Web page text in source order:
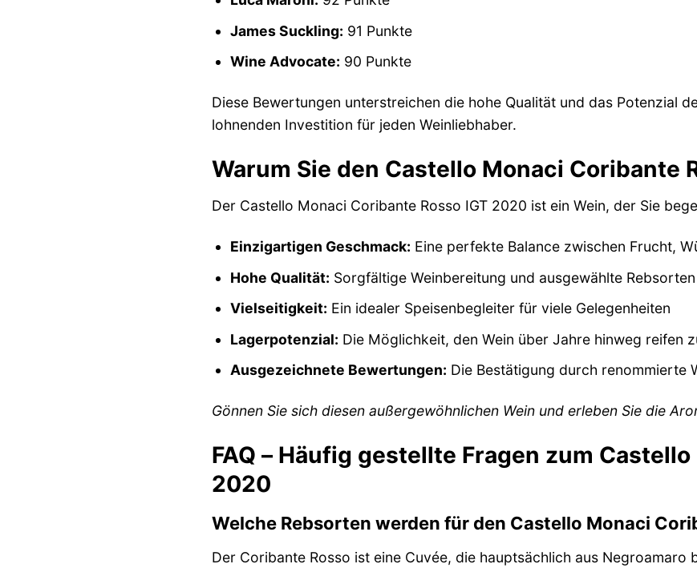
James Suckling: 91 Punkte
Wine Advocate: 90 Punkte
Diese Bewertungen unterstreichen die hohe Qualität und das Potenzial
lohnenden Investition für jeden Weinliebhaber.
Warum Sie den Castello Monaci Coribante
Der Castello Monaci Coribante Rosso IGT 2020 ist ein Wein, der Sie
Einzigartigen Geschmack: Eine perfekte Balance zwischen Frucht,
Hohe Qualität: Sorgfältige Weinbereitung und ausgewählte Rebsorten
Vielseitigkeit: Ein idealer Speisenbegleiter für viele Gelegenheiten
Lagerpotenzial: Die Möglichkeit, den Wein über Jahre hinweg reifen
Ausgezeichnete Bewertungen: Die Bestätigung durch renommierte
Gönnen Sie sich diesen außergewöhnlichen Wein und erleben Sie die
FAQ – Häufig gestellte Fragen zum
2020
Welche Rebsorten werden für den Castello Monaci
Der Coribante Rosso ist eine Cuvée, die hauptsächlich aus Negroamaro